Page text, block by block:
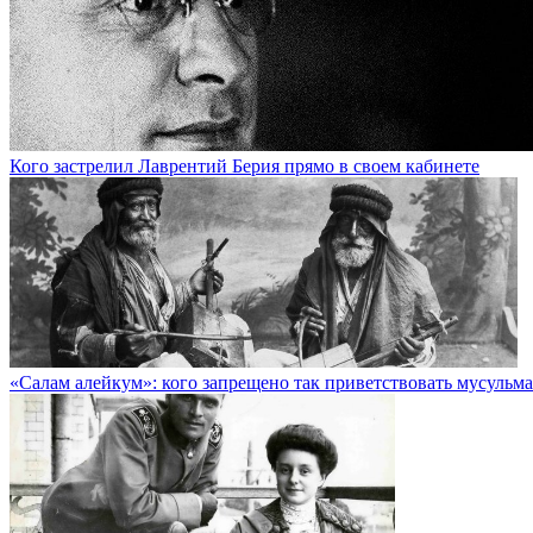
Кого застрелил Лаврентий Берия прямо в своем кабинете
«Салам алейкум»: кого запрещено так приветствовать